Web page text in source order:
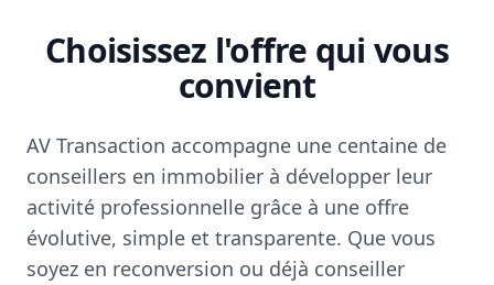
Choisissez l'offre qui vous
convient
AV Transaction accompagne une centaine de
conseillers en immobilier à développer leur
activité professionnelle grâce à une offre
évolutive, simple et transparente. Que vous
soyez en reconversion ou déjà conseiller